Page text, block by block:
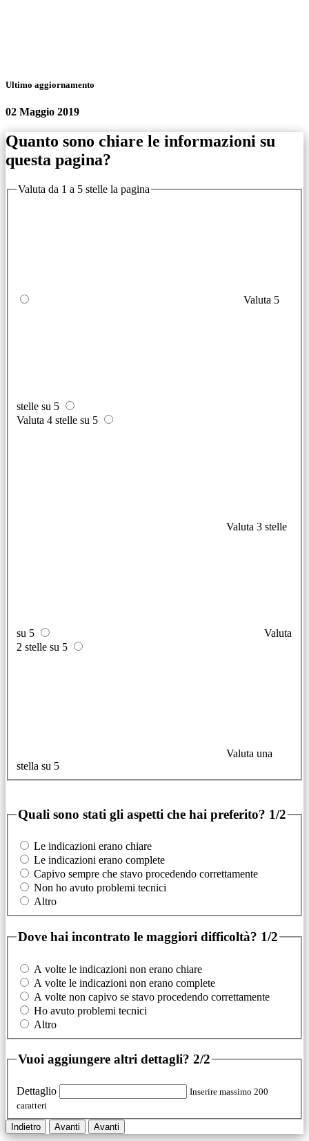
Ultimo aggiornamento
02 Maggio 2019
Quanto sono chiare le informazioni su
questa pagina?
Valuta da 1 a 5 stelle la pagina
Valuta 5
stelle su 5
Valuta 4 stelle su 5
Valuta 3 stelle
su 5
Valuta
2 stelle su 5
Valuta una
stella su 5
Quali sono stati gli aspetti che hai preferito? 1/2
Le indicazioni erano chiare
Le indicazioni erano complete
Capivo sempre che stavo procedendo correttamente
Non ho avuto problemi tecnici
Altro
Dove hai incontrato le maggiori difficoltà? 1/2
A volte le indicazioni non erano chiare
A volte le indicazioni non erano complete
A volte non capivo se stavo procedendo correttamente
Ho avuto problemi tecnici
Altro
Vuoi aggiungere altri dettagli? 2/2
Dettaglio
Inserire massimo 200
caratteri
Indietro Avanti Avanti